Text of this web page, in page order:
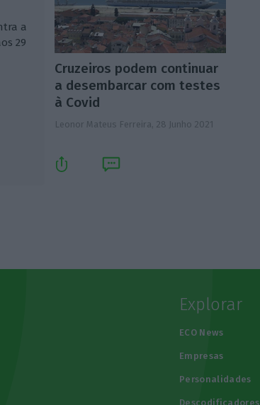
a
29
Cruzeiros podem continuar
a desembarcar com testes
à Covid
Leonor Mateus Ferreira, 28 Junho 2021
Explorar
ECO News
Empresas
Personalidades
Descodificadores